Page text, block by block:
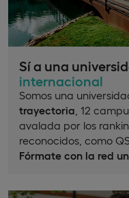
Sí a una
internacional
Somos una
trayectoria , 12
avalada por los
reconocidos, como
Fórmate con la red